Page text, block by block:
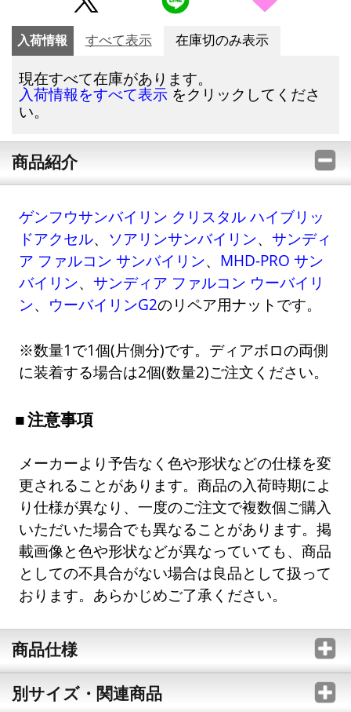
入荷情報 すべて表示 在庫切のみ表示
現在すべて在庫があります。
入荷情報をすべて表示 をクリックしてくださ
い。
商品紹介
ゲンフウサンバイリン クリスタル ハイブリッ
ドアクセル、 ソアリンサンバイリン、サンディ
ア ファルコン サンバイリン、 MHD-PRO サン
バイリン、サンディア ファルコン ウーバイリ
ン、 ウーバイリンG2のリペア用ナットです。
※数量1で1個(片側分)です。ディアボロの両側
に装着する場合は2個(数量2)ご注文ください。
注意事項
メーカーより予告なく色や形状などの仕様を変
更されることがあります。商品の入荷時期によ
り仕様が異なり、一度のご注文で複数個ご購入
いただいた場合でも異なることがあります。掲
載画像と色や形状などが異なっていても、商品
としての不具合がない場合は良品として扱って
おります。あらかじめご了承ください。
商品仕様
別サイズ・関連商品